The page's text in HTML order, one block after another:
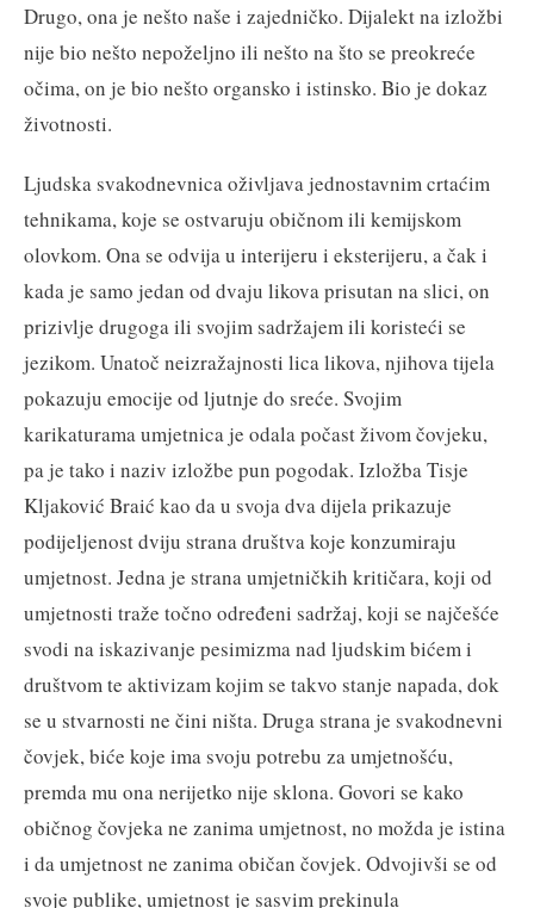
Drugo, ona je nešto naše i zajedničko. Dijalekt na izložbi
nije bio nešto nepoželjno ili nešto na što se preokreće
očima, on je bio nešto organsko i istinsko. Bio je dokaz
životnosti.
Ljudska svakodnevnica oživljava jednostavnim crtaćim
tehnikama, koje se ostvaruju običnom ili kemijskom
olovkom. Ona se odvija u interijeru i eksterijeru, a čak i
kada je samo jedan od dvaju likova prisutan na slici, on
prizivlje drugoga ili svojim sadržajem ili koristeći se
jezikom. Unatoč neizražajnosti lica likova, njihova tijela
pokazuju emocije od ljutnje do sreće. Svojim
karikaturama umjetnica je odala počast živom čovjeku,
pa je tako i naziv izložbe pun pogodak. Izložba Tisje
Kljaković Braić kao da u svoja dva dijela prikazuje
podijeljenost dviju strana društva koje konzumiraju
umjetnost. Jedna je strana umjetničkih kritičara, koji od
umjetnosti traže točno određeni sadržaj, koji se najčešće
svodi na iskazivanje pesimizma nad ljudskim bićem i
društvom te aktivizam kojim se takvo stanje napada, dok
se u stvarnosti ne čini ništa. Druga strana je svakodnevni
čovjek, biće koje ima svoju potrebu za umjetnošću,
premda mu ona nerijetko nije sklona. Govori se kako
običnog čovjeka ne zanima umjetnost, no možda je istina
i da umjetnost ne zanima običan čovjek. Odvojivši se od
svoje publike, umjetnost je sasvim prekinula